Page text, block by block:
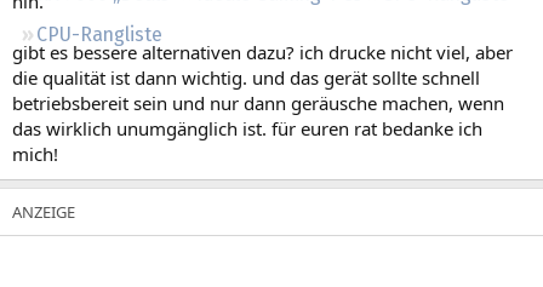
CPU-Rangliste
gibt es bessere alternativen dazu? ich drucke nicht viel, aber
die qualität ist dann wichtig. und das gerät sollte schnell
betriebsbereit sein und nur dann geräusche machen, wenn
das wirklich unumgänglich ist. für euren rat bedanke ich
mich!